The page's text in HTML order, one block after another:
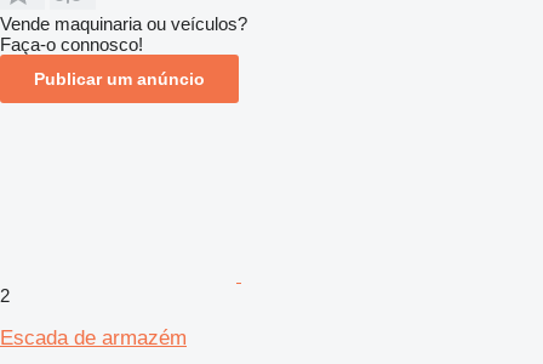
Vende maquinaria ou veículos?
Faça-o connosco!
Publicar um anúncio
2
Escada de armazém